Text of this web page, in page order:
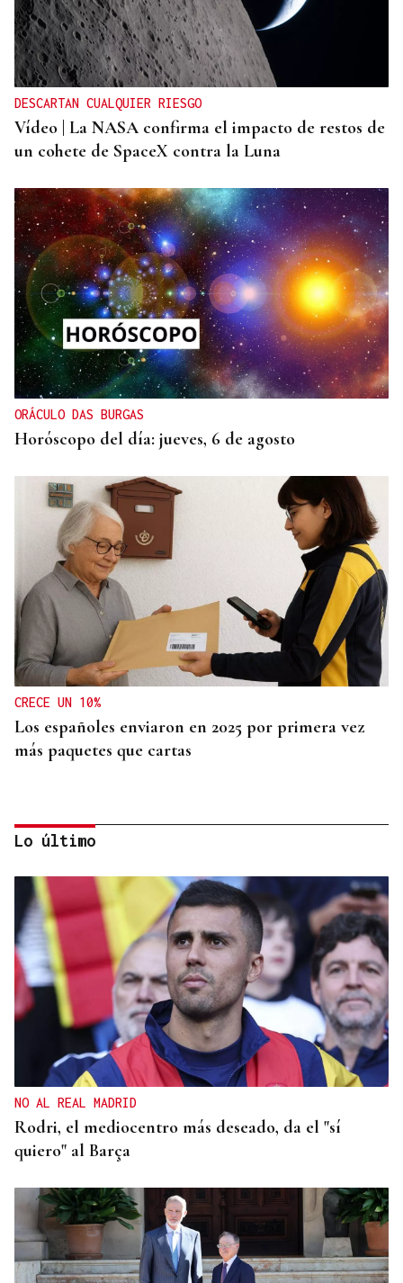
DESCARTAN CUALQUIER RIESGO
Vídeo | La NASA confirma el impacto de restos de
un cohete de SpaceX contra la Luna
ORÁCULO DAS BURGAS
Horóscopo del día: jueves, 6 de agosto
CRECE UN 10%
Los españoles enviaron en 2025 por primera vez
más paquetes que cartas
MEDICINA FÍSICA Y REHABILITACIÓN
Lucía Ros Dopico, médico especialista: “Mi sueño
es cambiar el paradigma de la discapacidad
infantil”
Lo último
NO AL REAL MADRID
Rodri, el mediocentro más deseado, da el "sí
quiero" al Barça